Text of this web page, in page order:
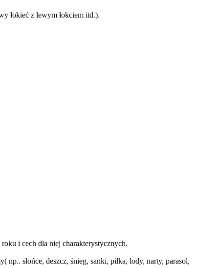
łokieć z lewym łokciem itd.).
i cech dla niej charakterystycznych.
słońce, deszcz, śnieg, sanki, piłka, lody, narty, parasol,